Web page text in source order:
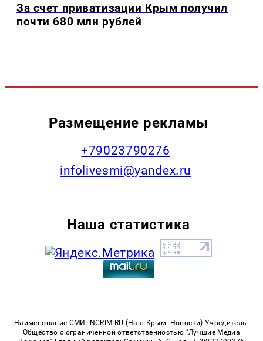
За счет приватизации Крым получил
почти 680 млн рублей
Размещение рекламы
+79023790276
infolivesmi@yandex.ru
Наша статистика
Наименование СМИ: NCRIM.RU (Наш Крым. Новости) Учредитель:
Общество с ограниченной ответственностью "Лучшие Медиа